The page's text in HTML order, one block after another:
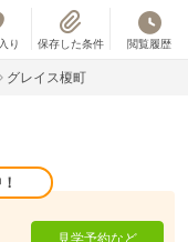
り 保存した条件 閲覧履歴
グレイス榎町
見学予約など